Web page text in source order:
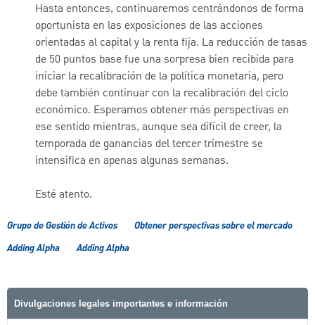
Hasta entonces, continuaremos centrándonos de forma
oportunista en las exposiciones de las acciones
orientadas al capital y la renta fija. La reducción de tasas
de 50 puntos base fue una sorpresa bien recibida para
iniciar la recalibración de la política monetaria, pero
debe también continuar con la recalibración del ciclo
económico. Esperamos obtener más perspectivas en
ese sentido mientras, aunque sea difícil de creer, la
temporada de ganancias del tercer trimestre se
intensifica en apenas algunas semanas.
Esté atento.
Grupo de Gestión de Activos
Obtener perspectivas sobre el mercado
Adding Alpha
Adding Alpha
Divulgaciones legales importantes e información